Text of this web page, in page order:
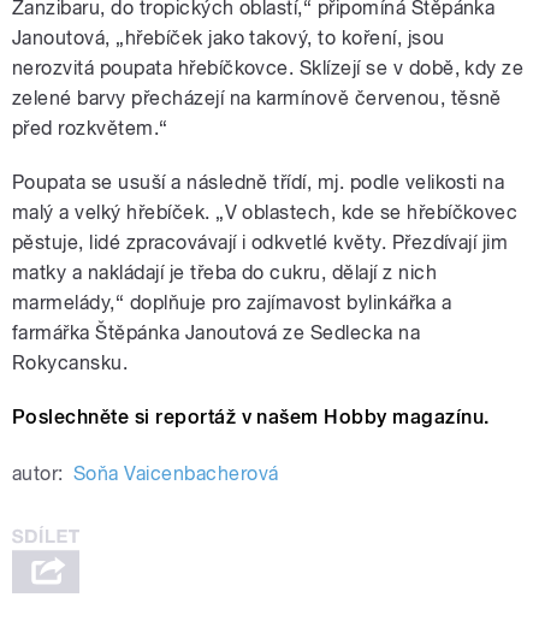
Zanzibaru, do tropických oblastí,“ připomíná Štěpánka
Janoutová, „hřebíček jako takový, to koření, jsou
nerozvitá poupata hřebíčkovce. Sklízejí se v době, kdy ze
zelené barvy přecházejí na karmínově červenou, těsně
před rozkvětem.“
Poupata se usuší a následně třídí, mj. podle velikosti na
malý a velký hřebíček. „V oblastech, kde se hřebíčkovec
pěstuje, lidé zpracovávají i odkvetlé květy. Přezdívají jim
matky a nakládají je třeba do cukru, dělají z nich
marmelády,“ doplňuje pro zajímavost bylinkářka a
farmářka Štěpánka Janoutová ze Sedlecka na
Rokycansku.
Poslechněte si reportáž v našem Hobby magazínu.
autor: Soňa Vaicenbacherová